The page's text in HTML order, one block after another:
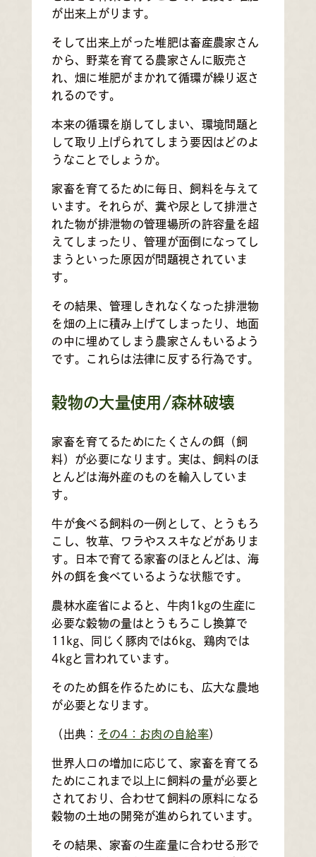
が出来上がります。
そして出来上がった堆肥は畜産農家さん
から、野菜を育てる農家さんに販売さ
れ、畑に堆肥がまかれて循環が繰り返さ
れるのです。
本来の循環を崩してしまい、環境問題と
して取り上げられてしまう要因はどのよ
うなことでしょうか。
家畜を育てるために毎日、飼料を与えて
います。それらが、糞や尿として排泄さ
れた物が排泄物の管理場所の許容量を超
えてしまったり、管理が面倒になってし
まうといった原因が問題視されていま
す。
その結果、管理しきれなくなった排泄物
を畑の上に積み上げてしまったり、地面
の中に埋めてしまう農家さんもいるよう
です。これらは法律に反する行為です。
穀物の大量使用/森林破壊
家畜を育てるためにたくさんの餌（飼
料）が必要になります。実は、飼料のほ
とんどは海外産のものを輸入していま
す。
牛が食べる飼料の一例として、とうもろ
こし、牧草、ワラやススキなどがありま
す。日本で育てる家畜のほとんどは、海
外の餌を食べているような状態です。
農林水産省によると、牛肉1kgの生産に
必要な穀物の量はとうもろこし換算で
11kg、同じく豚肉では6kg、鶏肉では
4kgと言われています。
そのため餌を作るためにも、広大な農地
が必要となります。
（出典： その4：お肉の自給率）
世界人口の増加に応じて、家畜を育てる
ためにこれまで以上に飼料の量が必要と
されており、合わせて飼料の原料になる
穀物の土地の開発が進められています。
その結果、家畜の生産量に合わせる形で